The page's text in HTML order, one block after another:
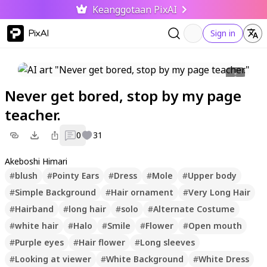
Keanggotaan PixAI
PixAI Sign in
Never get bored, stop by my page
teacher.
0 31
Akeboshi Himari
#blush #Pointy Ears #Dress #Mole #Upper body
#Simple Background #Hair ornament #Very Long Hair
#Hairband #long hair #solo #Alternate Costume
#white hair #Halo #Smile #Flower #Open mouth
#Purple eyes #Hair flower #Long sleeves
#Looking at viewer #White Background #White Dress